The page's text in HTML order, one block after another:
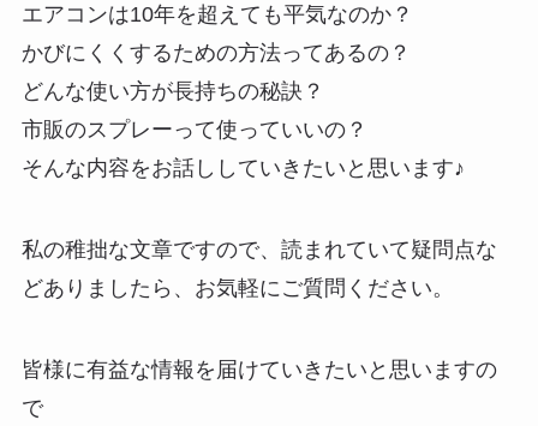
エアコンは10年を超えても平気なのか？
かびにくくするための方法ってあるの？
どんな使い方が長持ちの秘訣？
市販のスプレーって使っていいの？
そんな内容をお話ししていきたいと思います♪
私の稚拙な文章ですので、読まれていて疑問点な
どありましたら、お気軽にご質問ください。
皆様に有益な情報を届けていきたいと思いますの
で